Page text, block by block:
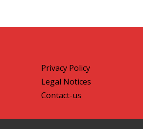
Privacy Policy
Legal Notices
Contact-us